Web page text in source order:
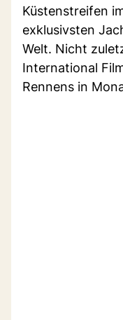
Küstenstreifen
exklusivsten
Welt. Nicht
International
Rennens in